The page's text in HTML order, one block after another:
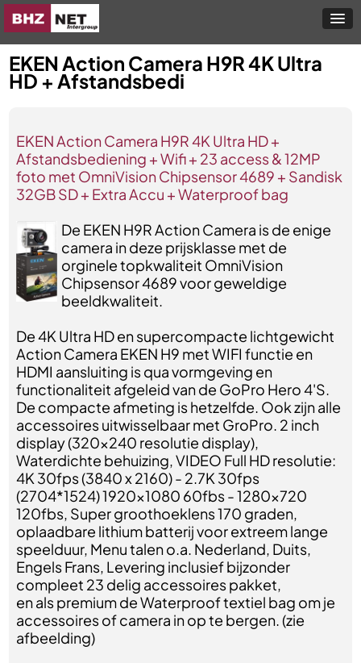
EKEN Action Camera H9R 4K Ultra
HD + Afstandsbedi
EKEN Action Camera H9R 4K Ultra HD +
Afstandsbediening + Wifi + 23 access & 12MP
foto met OmniVision Chipsensor 4689 + Sandisk
32GB SD + Extra Accu + Waterproof bag
De EKEN H9R Action Camera is de enige
camera in deze prijsklasse met de
orginele topkwaliteit OmniVision
Chipsensor 4689 voor geweldige
beeldkwaliteit.
De 4K Ultra HD en supercompacte lichtgewicht
Action Camera EKEN H9 met WIFI functie en
HDMI aansluiting is qua vormgeving en
functionaliteit afgeleid van de GoPro Hero 4'S.
De compacte afmeting is hetzelfde. Ook zijn alle
accessoires uitwisselbaar met GroPro. 2 inch
display (320x240 resolutie display),
Waterdichte behuizing, VIDEO Full HD resolutie:
4K 30fps (3840 x 2160) - 2.7K 30fps
(2704*1524) 1920x1080 60fbs - 1280x720
120fbs, Super groothoeklens 170 graden,
oplaadbare lithium batterij voor extreem lange
speelduur, Menu talen o.a. Nederland, Duits,
Engels Frans, Levering inclusief bijzonder
compleet 23 delig accessoires pakket,
en als premium de Waterproof textiel bag om je
accessoires of camera in op te bergen. (zie
afbeelding)